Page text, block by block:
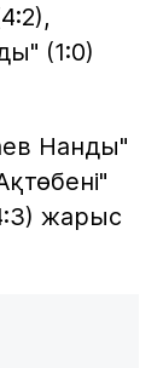
(1:0)
Нанды"
жарыс